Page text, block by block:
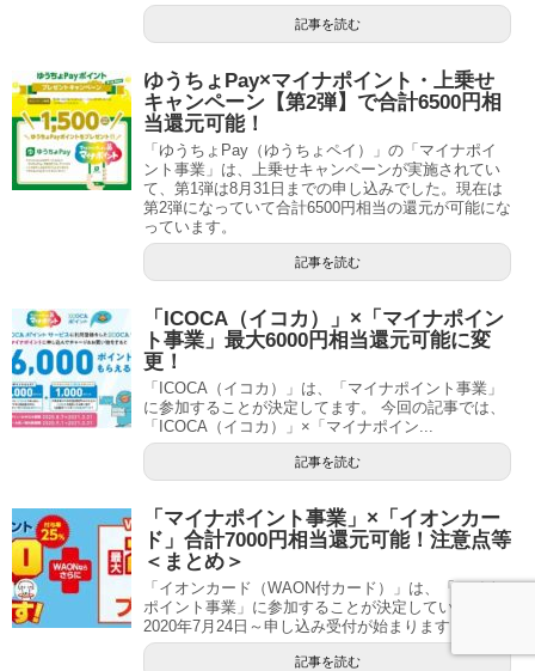
記事を読む
ゆうちょPay×マイナポイント・上乗せ
キャンペーン【第2弾】で合計6500円相
当還元可能！
「ゆうちょPay（ゆうちょペイ）」の「マイナポイ
ント事業」は、上乗せキャンペーンが実施されてい
て、第1弾は8月31日までの申し込みでした。現在は
第2弾になっていて合計6500円相当の還元が可能にな
っています。
記事を読む
「ICOCA（イコカ）」×「マイナポイン
ト事業」最大6000円相当還元可能に変
更！
「ICOCA（イコカ）」は、「マイナポイント事業」
に参加することが決定してます。 今回の記事では、
「ICOCA（イコカ）」×「マイナポイン...
記事を読む
「マイナポイント事業」×「イオンカー
ド」合計7000円相当還元可能！注意点等
＜まとめ＞
「イオンカード（WAON付カード）」は、「マイナ
ポイント事業」に参加することが決定していて、
2020年7月24日～申し込み受付が始まります。...
記事を読む